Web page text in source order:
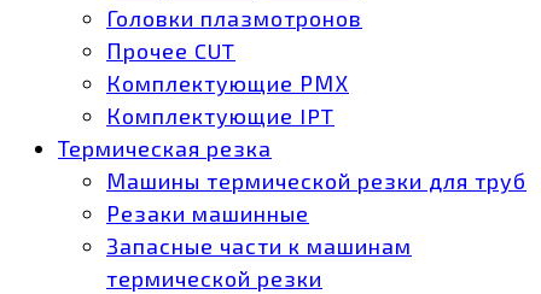
Головки плазмотронов
Прочее CUT
Комплектующие РМХ
Комплектующие IPT
Термическая резка
Машины термической резки для труб
Резаки машинные
Запасные части к машинам
термической резки